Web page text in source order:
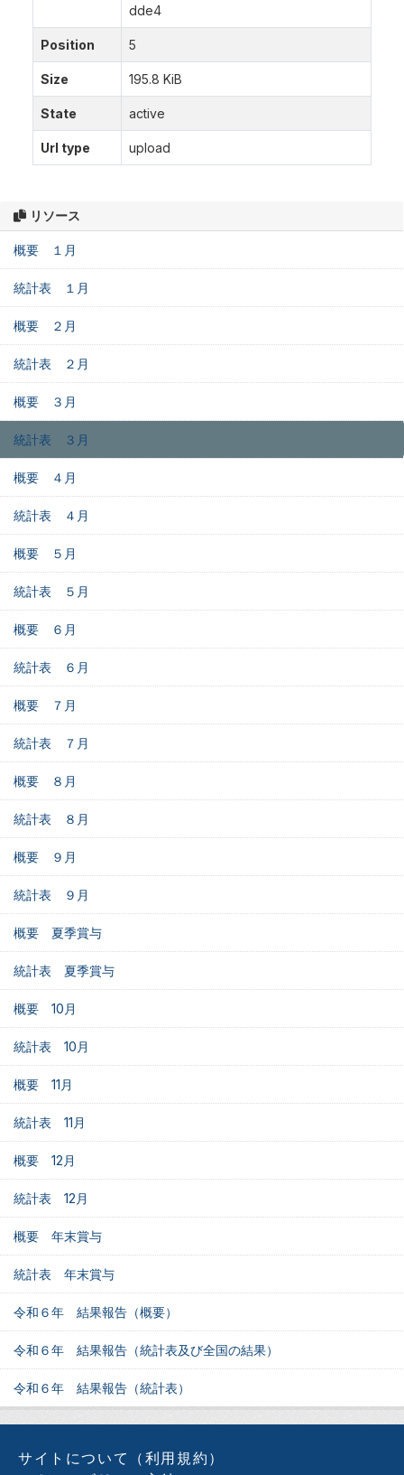
リソース
概要 １月
統計表 １月
概要 ２月
統計表 ２月
概要 ３月
統計表 ３月
概要 ４月
統計表 ４月
概要 ５月
統計表 ５月
概要 ６月
統計表 ６月
概要 ７月
統計表 ７月
概要 ８月
統計表 ８月
概要 ９月
統計表 ９月
概要 夏季賞与
統計表 夏季賞与
概要 10月
統計表 10月
概要 11月
統計表 11月
概要 12月
統計表 12月
概要 年末賞与
統計表 年末賞与
令和６年 結果報告（概要）
令和６年 結果報告（統計表及び全国の結果）
令和６年 結果報告（統計表）
dde4
Position 5
Size 195.8 KiB
State active
Url type upload
サイトについて（利用規約）